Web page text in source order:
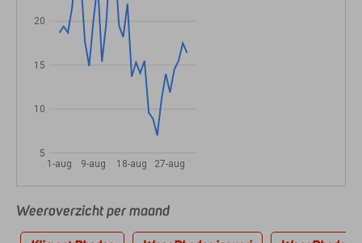
1-aug 9-aug 18-aug 27-aug
5
10
15
20
Weeroverzicht per maand